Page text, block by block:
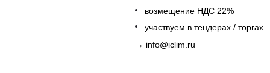
возмещение НДС 22%
участвуем в тендерах / торгах
→ info@iclim.ru